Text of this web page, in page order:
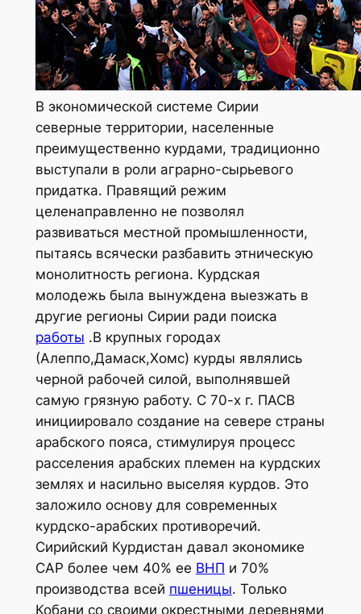
В экономической системе Сирии
северные территории, населенные
преимущественно курдами, традиционно
выступали в роли аграрно-сырьевого
придатка. Правящий режим
целенаправленно не позволял
развиваться местной промышленности,
пытаясь всячески разбавить этническую
монолитность региона. Курдская
молодежь была вынуждена выезжать в
другие регионы Сирии ради поиска
работы .В крупных городах
(Алеппо,Дамаск,Хомс) курды являлись
черной рабочей силой, выполнявшей
самую грязную работу. С 70-х г. ПАСВ
инициировало создание на севере страны
арабского пояса, стимулируя процесс
расселения арабских племен на курдских
землях и насильно выселяя курдов. Это
заложило основу для современных
курдско-арабских противоречий.
Сирийский Курдистан давал экономике
САР более чем 40% ее ВНП и 70%
производства всей пшеницы. Только
Кобани со своими окрестными деревнями